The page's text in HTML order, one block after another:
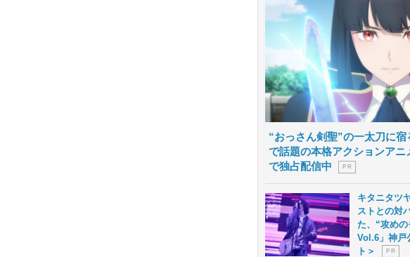
“おっさん剣聖”の一太刀に
で話題の本格アクションア
で独占配信中
P R
キタニタツ
ストとの対
た、“攻め
Vol.6」神戸
ト＞
P R